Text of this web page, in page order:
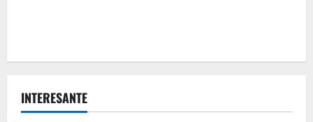
INTERESANTE